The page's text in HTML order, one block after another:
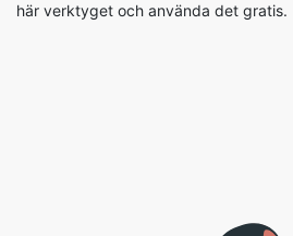
här verktyget och använda det gratis.